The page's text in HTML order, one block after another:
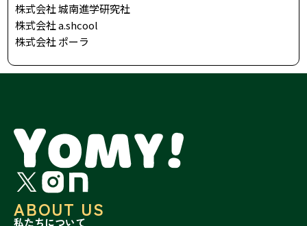
株式会社 城南進学研究社
株式会社 a.shcool
株式会社 ポーラ
ABOUT US
私たちについて